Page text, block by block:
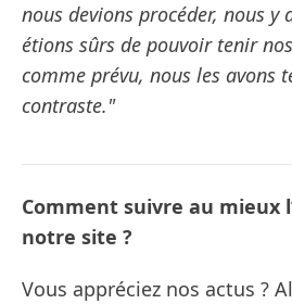
nous devions procéder, nous y
étions sûrs de pouvoir tenir
comme prévu, nous les avons
contraste."
Comment suivre au mieux
notre site ?
Vous appréciez nos actus ?